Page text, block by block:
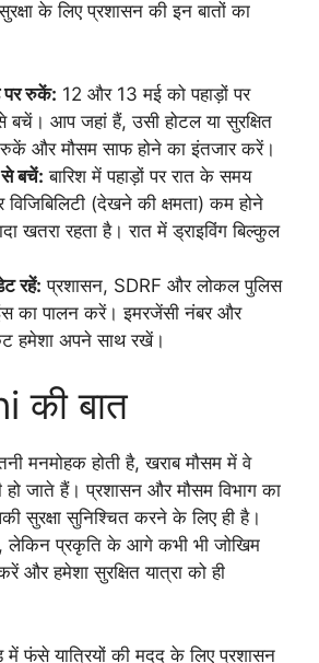
के लिए प्रशासन की इन बातों का
पर रुकें: 12 और 13 मई को पहाड़ों पर
आप जहां हैं, उसी होटल या सुरक्षित
रुकें और मौसम साफ होने का इंतजार करें।
बचें: बारिश में पहाड़ों पर रात के समय
(देखने की क्षमता) कम होने
खतरा रहता है। रात में ड्राइविंग बिल्कुल
रहें: प्रशासन, SDRF और लोकल पुलिस
का पालन करें। इमरजेंसी नंबर और
हमेशा अपने साथ रखें।
की बात
मनमोहक होती है, खराब मौसम में वे
जाते हैं। प्रशासन और मौसम विभाग का
सुरक्षा सुनिश्चित करने के लिए ही है।
लेकिन प्रकृति के आगे कभी भी जोखिम
और हमेशा सुरक्षित यात्रा को ही
में फंसे यात्रियों की मदद के लिए प्रशासन